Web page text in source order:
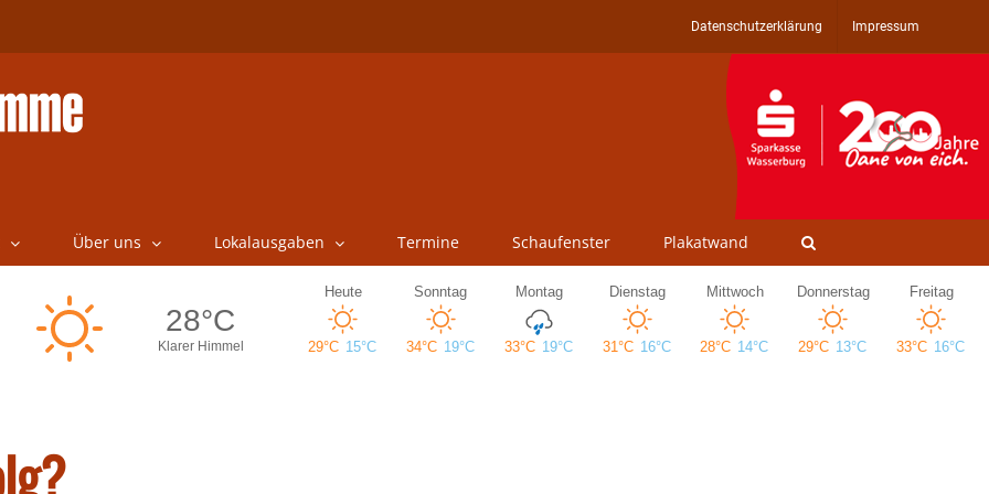
Datenschutzerklärung Impressum
Über uns Lokalausgaben Termine Schaufenster Plakatwand